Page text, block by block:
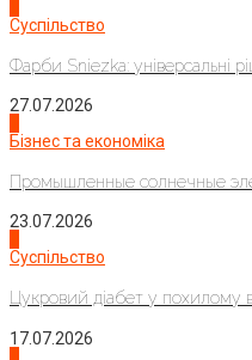
Суспільство
Фарби Sniezka: універсальні
27.07.2026
Бізнес та економіка
Промышленные солнечные
23.07.2026
Суспільство
Цукровий діабет у похилому
17.07.2026